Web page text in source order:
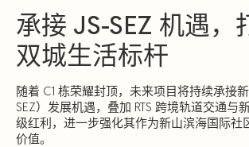
承接 JS-SEZ 机遇，
双城生活标杆
随着 C1 栋荣耀封顶，未来项目将持续承接
SEZ）发展机遇，叠加 RTS 跨境轨道交通与
级红利，进一步强化其作为新山滨海国际社
价值。